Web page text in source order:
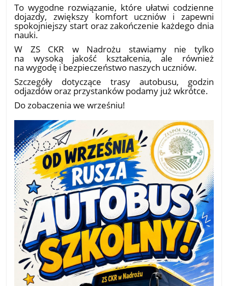
To wygodne rozwiązanie, które ułatwi codzienne
dojazdy, zwiększy komfort uczniów i zapewni
spokojniejszy start oraz zakończenie każdego dnia
nauki.
W ZS CKR w Nadrożu stawiamy nie tylko
na wysoką jakość kształcenia, ale również
na wygodę i bezpieczeństwo naszych uczniów.
Szczegóły dotyczące trasy autobusu, godzin
odjazdów oraz przystanków podamy już wkrótce.
Do zobaczenia we wrześniu!